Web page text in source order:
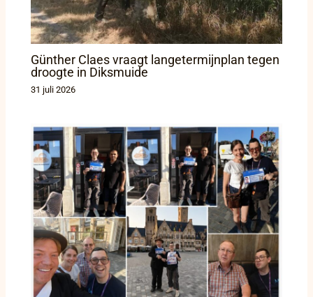
Günther Claes vraagt langetermijnplan tegen
droogte in Diksmuide
31 juli 2026